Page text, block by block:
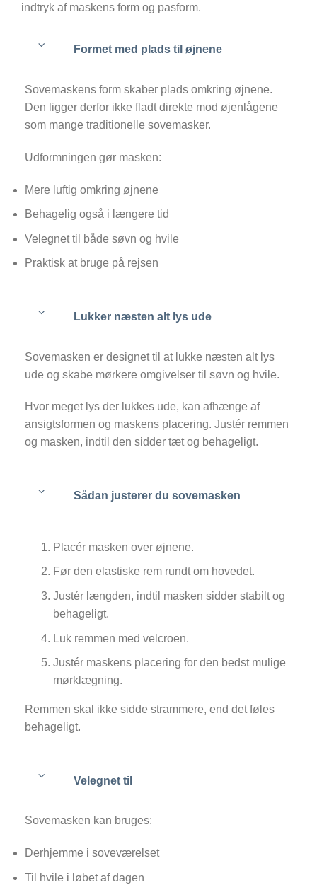
indtryk af maskens form og pasform.
Formet med plads til øjnene
Sovemaskens form skaber plads omkring øjnene.
Den ligger derfor ikke fladt direkte mod øjenlågene
som mange traditionelle sovemasker.
Udformningen gør masken:
Mere luftig omkring øjnene
Behagelig også i længere tid
Velegnet til både søvn og hvile
Praktisk at bruge på rejsen
Lukker næsten alt lys ude
Sovemasken er designet til at lukke næsten alt lys
ude og skabe mørkere omgivelser til søvn og hvile.
Hvor meget lys der lukkes ude, kan afhænge af
ansigtsformen og maskens placering. Justér remmen
og masken, indtil den sidder tæt og behageligt.
Sådan justerer du sovemasken
Placér masken over øjnene.
Før den elastiske rem rundt om hovedet.
Justér længden, indtil masken sidder stabilt og
behageligt.
Luk remmen med velcroen.
Justér maskens placering for den bedst mulige
mørklægning.
Remmen skal ikke sidde strammere, end det føles
behageligt.
Velegnet til
Sovemasken kan bruges:
Derhjemme i soveværelset
Til hvile i løbet af dagen